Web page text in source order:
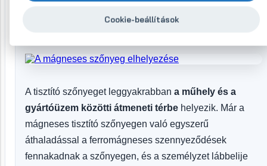
A tisztító szőnyeget leggyakrabban a műhely és a
gyártóüzem közötti átmeneti térbe helyezik. Már a
mágneses tisztító szőnyegen való egyszerű
áthaladással a ferromágneses szennyeződések
fennakadnak a szőnyegen, és a személyzet lábbelije
Cookie-beállítások